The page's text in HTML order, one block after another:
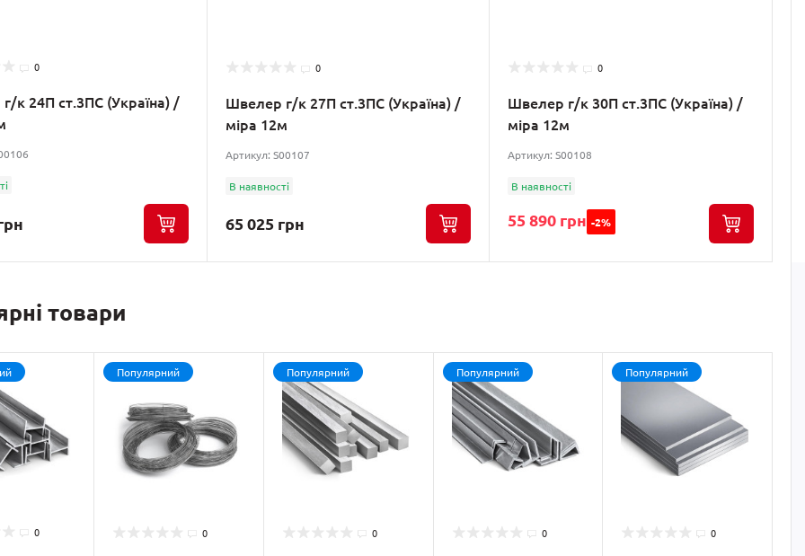
0
к 24П ст.3ПС (Україна) /
0
Швелер г/к 27П ст.3ПС (Україна) /
міра 12м
Артикул: S00107
В наявності
65 025 грн
0
Швелер г/к 30П ст.3ПС (Україна) /
міра 12м
Артикул: S00108
В наявності
55 890 грн -2%
товари
0
Популярний
0
Популярний
0
Популярний
0
Популярний
0